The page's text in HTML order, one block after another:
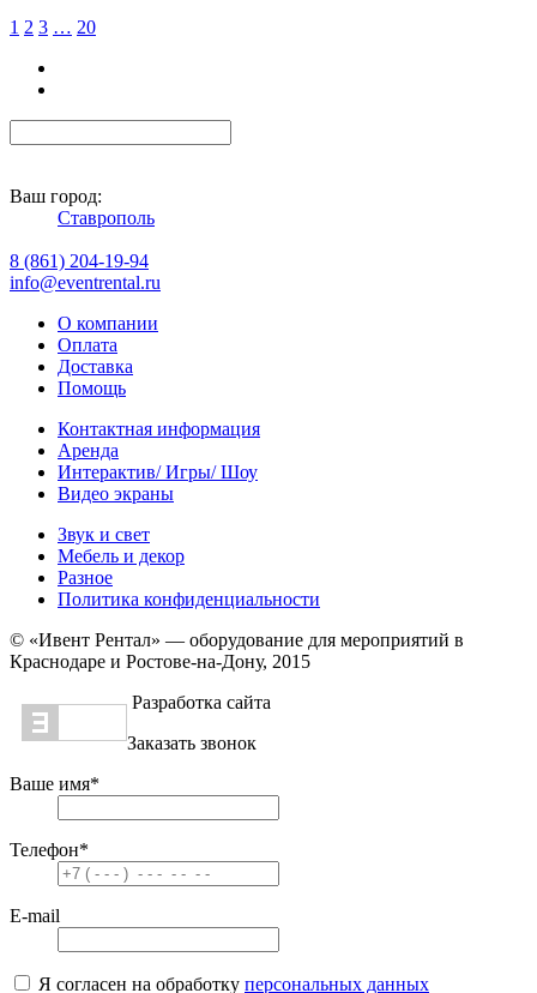
1 2 3 … 20
Ваш город:
Ставрополь
8 (861) 204-19-94
info@eventrental.ru
О компании
Оплата
Доставка
Помощь
Контактная информация
Аренда
Интерактив/ Игры/ Шоу
Видео экраны
Звук и свет
Мебель и декор
Разное
Политика конфиденциальности
© «Ивент Рентал» — оборудование для мероприятий в
Краснодаре и Ростове-на-Дону, 2015
Разработка сайта
Заказать звонок
Ваше имя*
Телефон*
E-mail
Я согласен на обработку персональных данных